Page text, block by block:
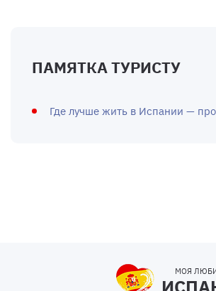
ПАМЯТКА ТУРИСТУ
Где лучше жить в Испании —
МОЯ